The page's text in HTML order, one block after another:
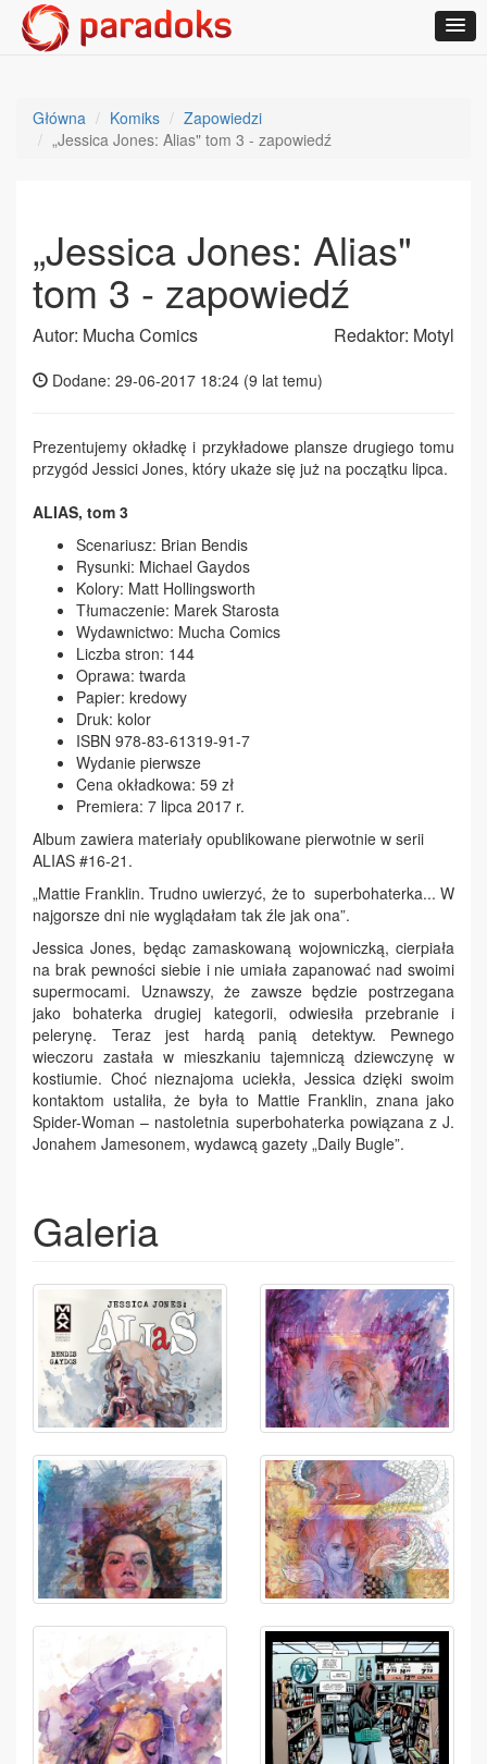
Główna Komiks
Zapowiedzi
„Jessica Jones: Alias" tom 3 - zapowiedź
„Jessica Jones: Alias"
tom 3 - zapowiedź
Autor: Mucha Comics Redaktor: Motyl
Dodane: 29-06-2017 18:24 (9 lat temu)
Prezentujemy okładkę i przykładowe plansze drugiego tomu
przygód Jessici Jones, który ukaże się już na początku lipca.
ALIAS, tom 3
Scenariusz: Brian Bendis
Rysunki: Michael Gaydos
Kolory: Matt Hollingsworth
Tłumaczenie: Marek Starosta
Wydawnictwo: Mucha Comics
Liczba stron: 144
Oprawa: twarda
Papier: kredowy
Druk: kolor
ISBN 978-83-61319-91-7
Wydanie pierwsze
Cena okładkowa: 59 zł
Premiera: 7 lipca 2017 r.
Album zawiera materiały opublikowane pierwotnie w serii
ALIAS #16-21.
„Mattie Franklin. Trudno uwierzyć, że to superbohaterka... W
najgorsze dni nie wyglądałam tak źle jak ona”.
Jessica Jones, będąc zamaskowaną wojowniczką, cierpiała
na brak pewności siebie i nie umiała zapanować nad swoimi
supermocami. Uznawszy, że zawsze będzie postrzegana
jako bohaterka drugiej kategorii, odwiesiła przebranie i
pelerynę. Teraz jest hardą panią detektyw. Pewnego
wieczoru zastała w mieszkaniu tajemniczą dziewczynę w
kostiumie. Choć nieznajoma uciekła, Jessica dzięki swoim
kontaktom ustaliła, że była to Mattie Franklin, znana jako
Spider-Woman – nastoletnia superbohaterka powiązana z J.
Jonahem Jamesonem, wydawcą gazety „Daily Bugle”.
Galeria